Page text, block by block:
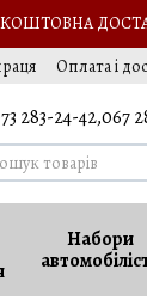
Оплата і
283-24-42,067
Набори